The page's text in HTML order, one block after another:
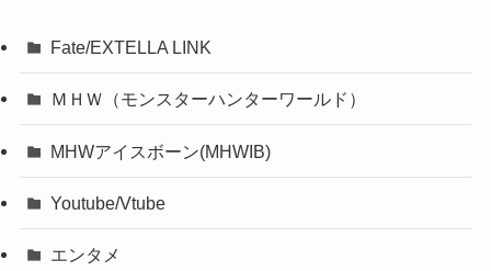
Fate/EXTELLA LINK
ＭＨＷ（モンスターハンターワールド）
MHWアイスボーン(MHWIB)
Youtube/Vtube
エンタメ